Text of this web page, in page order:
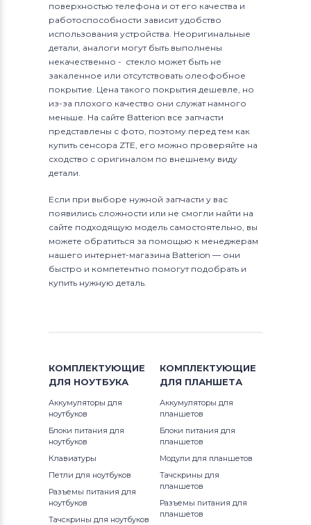
поверхностью телефона и от его качества и
работоспособности зависит удобство
использования устройства. Неоригинальные
детали, аналоги могут быть выполнены
некачественно - стекло может быть не
закаленное или отсутствовать олеофобное
покрытие. Цена такого покрытия дешевле, но
из-за плохого качество они служат намного
меньше. На сайте Batterion все запчасти
представлены с фото, поэтому перед тем как
купить сенсора ZTE, его можно проверяйте на
сходство с оригиналом по внешнему виду
детали.
Если при выборе нужной запчасти у вас
появились сложности или не смогли найти на
сайте подходящую модель самостоятельно, вы
можете обратиться за помощью к менеджерам
нашего интернет-магазина Batterion — они
быстро и компетентно помогут подобрать и
купить нужную деталь.
КОМПЛЕКТУЮЩИЕ
ДЛЯ НОУТБУКА
Аккумуляторы для
ноутбуков
Блоки питания для
ноутбуков
Клавиатуры
Петли для ноутбуков
Разъемы питания для
ноутбуков
Тачскрины для ноутбуков
КОМПЛЕКТУЮЩИЕ
ДЛЯ ПЛАНШЕТА
Аккумуляторы для
планшетов
Блоки питания для
планшетов
Модули для планшетов
Тачскрины для
планшетов
Разъемы питания для
планшетов